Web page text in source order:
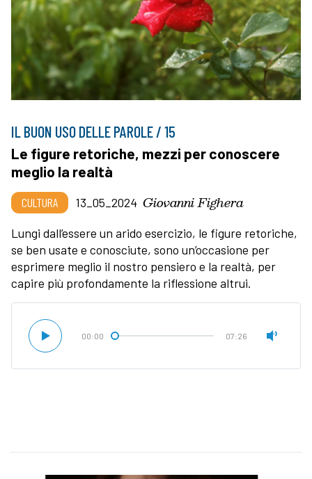
IL BUON USO DELLE PAROLE / 15
Le figure retoriche, mezzi per conoscere
meglio la realtà
CULTURA 13_05_2024 Giovanni Fighera
Lungi dall’essere un arido esercizio, le figure retoriche,
se ben usate e conosciute, sono un’occasione per
esprimere meglio il nostro pensiero e la realtà, per
capire più profondamente la riflessione altrui.
00:00 07:26